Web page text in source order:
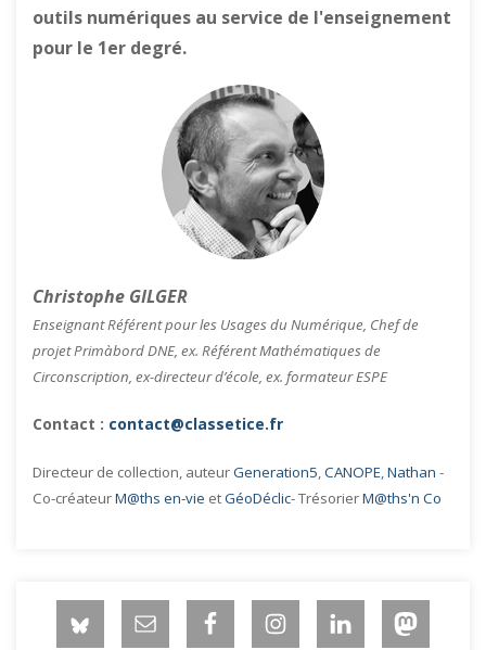
outils numériques au service de l'enseignement
pour le 1er degré.
Christophe GILGER
Enseignant Référent pour les Usages du Numérique, Chef de
projet Primàbord DNE, ex. Référent Mathématiques de
Circonscription, ex-directeur d’école, ex. formateur ESPE
Contact : contact@classetice.fr
Directeur de collection, auteurGeneration5,CANOPE,Nathan -
Co-créateurM@ths en-vie etGéoDéclic- TrésorierM@ths'n Co